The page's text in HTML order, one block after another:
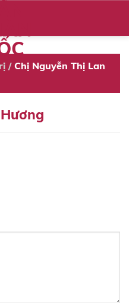
/ Chị Nguyễn Thị Lan